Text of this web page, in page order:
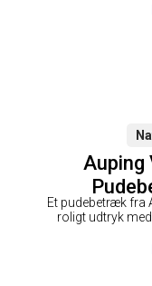
Auping
Et pudebetræk fra
roligt udtryk